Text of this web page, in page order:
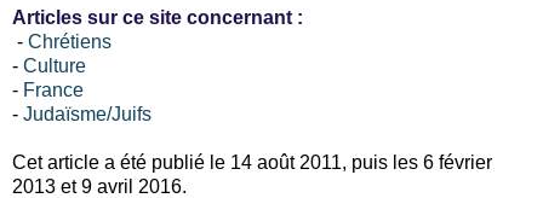
Articles sur ce site concernant :
- Chrétiens
- Culture
- France
- Judaïsme/Juifs
Cet article a été publié le 14 août 2011, puis les 6 février
2013 et 9 avril 2016.